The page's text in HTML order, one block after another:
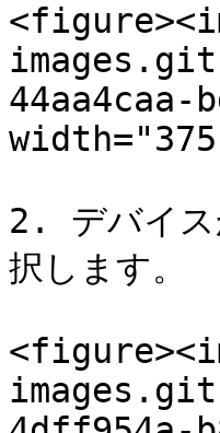
2. デバイ
択します。